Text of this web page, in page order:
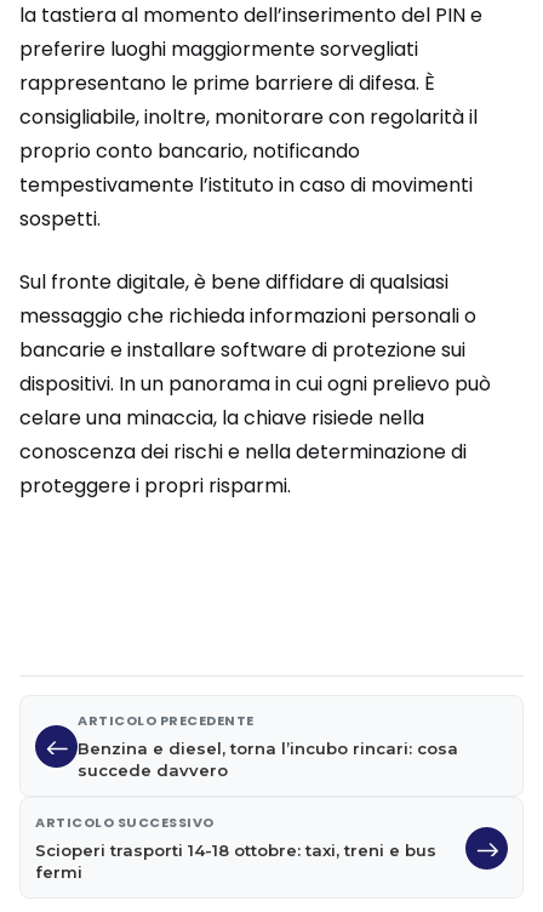
la tastiera al momento dell’inserimento del PIN e
preferire luoghi maggiormente sorvegliati
rappresentano le prime barriere di difesa. È
consigliabile, inoltre, monitorare con regolarità il
proprio conto bancario, notificando
tempestivamente l’istituto in caso di movimenti
sospetti.
Sul fronte digitale, è bene diffidare di qualsiasi
messaggio che richieda informazioni personali o
bancarie e installare software di protezione sui
dispositivi. In un panorama in cui ogni prelievo può
celare una minaccia, la chiave risiede nella
conoscenza dei rischi e nella determinazione di
proteggere i propri risparmi.
ARTICOLO PRECEDENTE
Benzina e diesel, torna l’incubo rincari: cosa
succede davvero
ARTICOLO SUCCESSIVO
Scioperi trasporti 14-18 ottobre: taxi, treni e bus
fermi